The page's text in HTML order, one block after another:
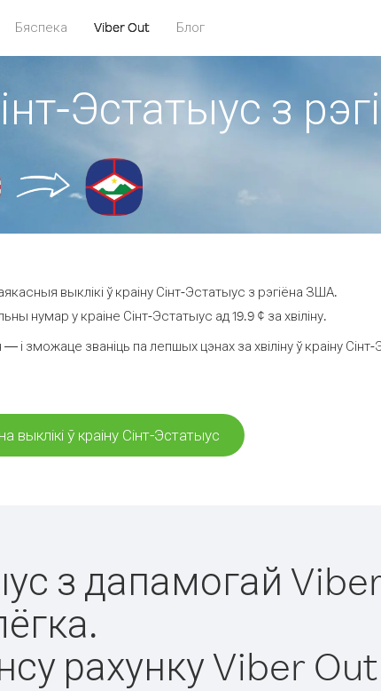
Бяспека Viber Out Блог
Эстатыус з
выклікі ў краіну Сінт-Эстатыус з рэгіёна ЗША.
нумар у краіне Сінт-Эстатыус ад 19.9 ¢ за хвіліну.
зможаце званіць па лепшых цэнах за хвіліну ў краіну
выклікі ў краіну Сінт-Эстатыус
з дапамогай
рахунку Viber